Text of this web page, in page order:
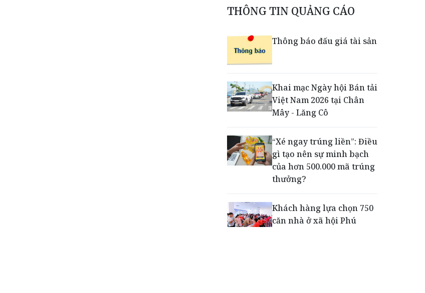
Dấu mốc khẳng định năng
lực vận hành và thích ứng
toán thưởng vượt kế
hoạch
lập nghiệp của người trẻ
toàn cầu
THÔNG TIN QUẢNG CÁO
Thông báo đấu giá tài sản
Khai mạc Ngày hội Bán tải
Việt Nam 2026 tại Chân
Mây - Lăng Cô
“Xé ngay trúng liền”: Điều
gì tạo nên sự minh bạch
của hơn 500.000 mã trúng
thưởng?
Khách hàng lựa chọn 750
căn nhà ở xã hội Phú